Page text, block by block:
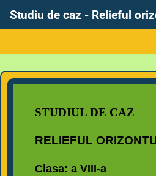
Studiu de caz - Relieful
STUDIUL DE CAZ
RELIEFUL
Clasa: a VIII-a